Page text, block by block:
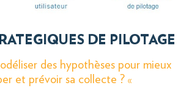
DE PILOTAGE
des hypothèses pour mieux
et prévoir sa collecte ?«